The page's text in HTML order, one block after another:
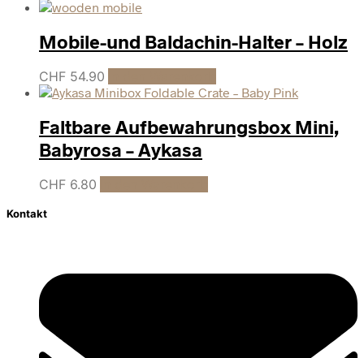
Mobile-und Baldachin-Halter – Holz
CHF 54.90
Faltbare Aufbewahrungsbox Mini,
Babyrosa – Aykasa
CHF 6.80
Kontakt